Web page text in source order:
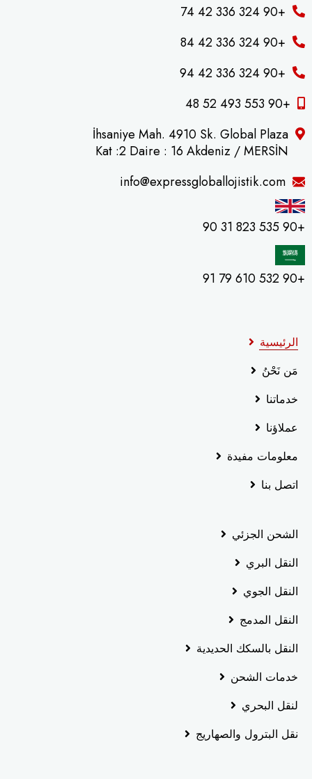
+90 324 336 42 74
+90 324 336 42 84
+90 324 336 42 94
+90 553 493 52 48
İhsaniye Mah. 4910 Sk. Global Plaza
Kat :2 Daire : 16 Akdeniz / MERSİN
info@expressgloballojistik.com
+90 535 823 31 90
+90 532 610 79 91
الرئيسية
مَن نَحْنُ
خدماتنا
عملاؤنا
معلومات مفيدة
اتصل بنا
الشحن الجزئي
النقل البري
النقل الجوي
النقل المدمج
النقل بالسكك الحديدية
خدمات الشحن
لنقل البحري
نقل البترول والصهاريج